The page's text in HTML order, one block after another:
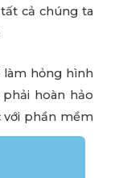
cả chúng ta
làm hỏng hình
phải hoàn hảo
với phần mềm